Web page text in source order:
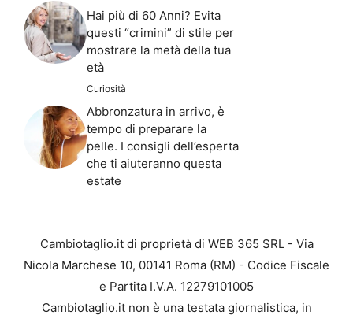
Hai più di 60 Anni? Evita
questi “crimini” di stile per
mostrare la metà della tua
età
Curiosità
Abbronzatura in arrivo, è
tempo di preparare la
pelle. I consigli dell’esperta
che ti aiuteranno questa
estate
Cambiotaglio.it di proprietà di WEB 365 SRL - Via
Nicola Marchese 10, 00141 Roma (RM) - Codice Fiscale
e Partita I.V.A. 12279101005
Cambiotaglio.it non è una testata giornalistica, in